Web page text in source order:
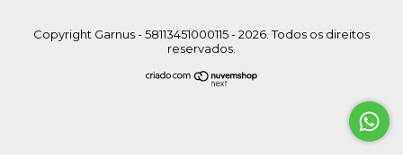
Copyright Garnus - 58113451000115 - 2026. Todos os direitos
reservados.